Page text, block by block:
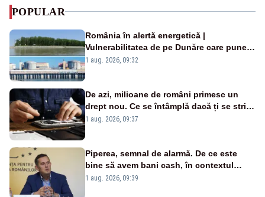
POPULAR
România în alertă energetică |
Vulnerabilitatea de pe Dunăre care pune
în pericol Centrala Cernavodă era
1 aug. 2026, 09:32
De azi, milioane de români primesc un
drept nou. Ce se întâmplă dacă ți se strică
un produs
1 aug. 2026, 09:37
Piperea, semnal de alarmă. De ce este
bine să avem bani cash, în contextul
alertei energetice?
1 aug. 2026, 09:39